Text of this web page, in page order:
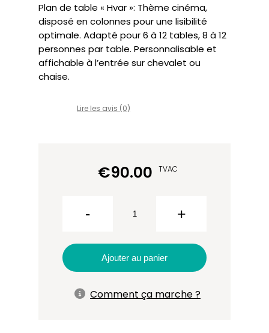
Plan de table « Hvar »: Thème cinéma,
disposé en colonnes pour une lisibilité
optimale. Adapté pour 6 à 12 tables, 8 à 12
personnes par table. Personnalisable et
affichable à l’entrée sur chevalet ou
chaise.
Lire les avis (0)
€90.00 TVAC
quantité
panneau
- +
Ajouter au panier
Comment ça marche ?